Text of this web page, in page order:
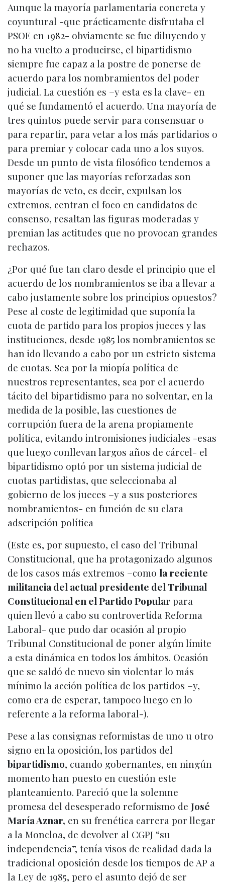
Aunque la mayoría parlamentaria concreta y
coyuntural -que prácticamente disfrutaba el
PSOE en 1982- obviamente se fue diluyendo y
no ha vuelto a producirse, el bipartidismo
siempre fue capaz a la postre de ponerse de
acuerdo para los nombramientos del poder
judicial. La cuestión es –y esta es la clave- en
qué se fundamentó el acuerdo. Una mayoría de
tres quintos puede servir para consensuar o
para repartir, para vetar a los más partidarios o
para premiar y colocar cada uno a los suyos.
Desde un punto de vista filosófico tendemos a
suponer que las mayorías reforzadas son
mayorías de veto, es decir, expulsan los
extremos, centran el foco en candidatos de
consenso, resaltan las figuras moderadas y
premian las actitudes que no provocan grandes
rechazos.
¿Por qué fue tan claro desde el principio que el
acuerdo de los nombramientos se iba a llevar a
cabo justamente sobre los principios opuestos?
Pese al coste de legitimidad que suponía la
cuota de partido para los propios jueces y las
instituciones, desde 1985 los nombramientos se
han ido llevando a cabo por un estricto sistema
de cuotas. Sea por la miopía política de
nuestros representantes, sea por el acuerdo
tácito del bipartidismo para no solventar, en la
medida de la posible, las cuestiones de
corrupción fuera de la arena propiamente
política, evitando intromisiones judiciales -esas
que luego conllevan largos años de cárcel- el
bipartidismo optó por un sistema judicial de
cuotas partidistas, que seleccionaba al
gobierno de los jueces –y a sus posteriores
nombramientos- en función de su clara
adscripción política
(Este es, por supuesto, el caso del Tribunal
Constitucional, que ha protagonizado algunos
de los casos más extremos –como la reciente
militancia del actual presidente del Tribunal
Constitucional en el Partido Popularpara
quien llevó a cabo su controvertida Reforma
Laboral- que pudo dar ocasión al propio
Tribunal Constitucional de poner algún límite
a esta dinámica en todos los ámbitos. Ocasión
que se saldó de nuevo sin violentar lo más
mínimo la acción política de los partidos –y,
como era de esperar, tampoco luego en lo
referente a la reforma laboral-).
Pese a las consignas reformistas de uno u otro
signo en la oposición, los partidos del
bipartidismo, cuando gobernantes, en ningún
momento han puesto en cuestión este
planteamiento. Pareció que la solemne
promesa del desesperado reformismo de José
María Aznar, en su frenética carrera por llegar
a la Moncloa, de devolver al CGPJ “su
independencia”, tenía visos de realidad dada la
tradicional oposición desde los tiempos de AP a
la Ley de 1985, pero el asunto dejó de ser